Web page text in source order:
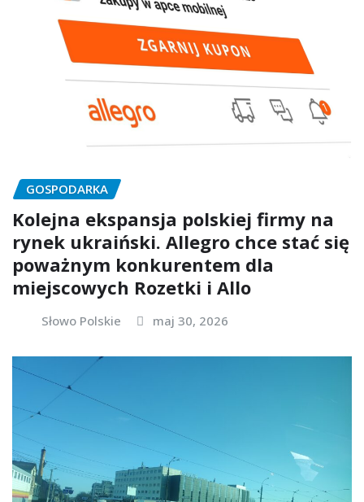
GOSPODARKA
Kolejna ekspansja polskiej firmy na
rynek ukraiński. Allegro chce stać się
poważnym konkurentem dla
miejscowych Rozetki i Allo
Słowo Polskie maj 30, 2026